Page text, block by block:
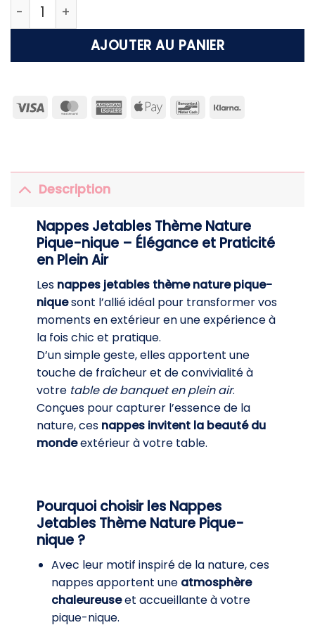
quantité de Nappes jetables thème nature
AJOUTER AU PANIER
Visa MasterCardAmericanApple
Bancontact
Klarna
Description
Nappes Jetables Thème Nature
Pique-nique – Élégance et Praticité
en Plein Air
Les nappes jetables thème nature pique-
niquesont l’allié idéal pour transformer vos
moments en extérieur en une expérience à
la fois chic et pratique.
D’un simple geste, elles apportent une
touche de fraîcheur et de convivialité à
votre table de banquet en plein air.
Conçues pour capturer l’essence de la
nature, ces nappes invitent la beauté du
mondeextérieur à votre table.
Pourquoi choisir les Nappes
Jetables Thème Nature Pique-
nique ?
Avec leur motif inspiré de la nature, ces
nappes apportent une atmosphère
chaleureuseet accueillante à votre
pique-nique.